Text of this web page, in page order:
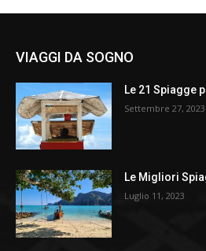
VIAGGI DA SOGNO
Le 21 Spiagge
Settembre 27, 2023
Le Migliori
Luglio 11, 2023